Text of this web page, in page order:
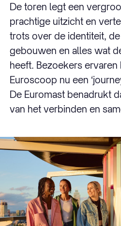
De toren legt een
prachtige uitzicht en
trots over de identiteit,
gebouwen en alles wat
heeft. Bezoekers
Euroscoop nu een
De Euromast benadrukt
van het verbinden en